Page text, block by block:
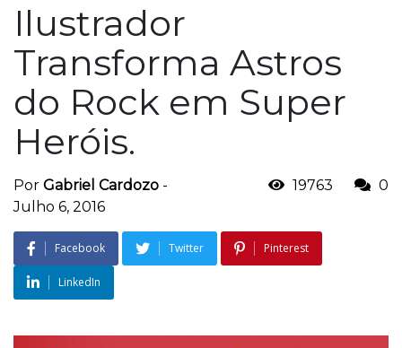
Ilustrador
Transforma Astros
do Rock em Super
Heróis.
Por Gabriel Cardozo -
Julho 6, 2016
19763 0
Facebook Twitter Pinterest
LinkedIn